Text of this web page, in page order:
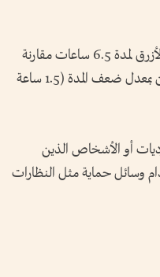
كما أظهرت النتائج أن التعرض للضوء الأزرق لمدة 6.5 ساعات مقارنة
بالضوء الأخضر أدى إلى تثبيط الميلاتونين بمعدل ضعف المدة (1.5 ساعة
أو الأشخاص الذين
وسائل حماية مثل النظارات